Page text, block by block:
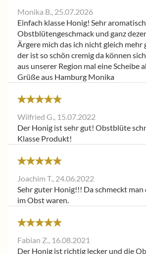
Monika B., 25.07.2026
Einfach klasse Honig! Sehr
Obstblütengeschmack und ganz
Ärgere mich das ich nicht gleich mehr
der ist so schön cremig da können
aus unserer Region mal eine Scheibe
Grüße aus Hamburg Monika
Wilfried G., 15.07.2022
Der Honig ist sehr gut! Obstblüte
Klasse Produkt!
Joachim T., 24.06.2022
Sehr guter Honig!!! Da schmeckt man
im Obst waren.
Fabian Z., 16.08.2021
Der Honig ist richtig lecker und die